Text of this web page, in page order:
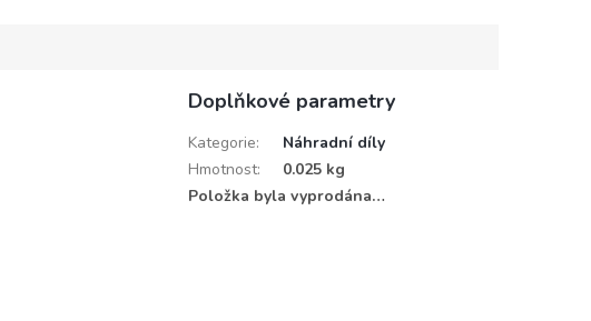
Doplňkové parametry
Kategorie:
Náhradní díly
Hmotnost:
0.025 kg
Položka byla vyprodána…